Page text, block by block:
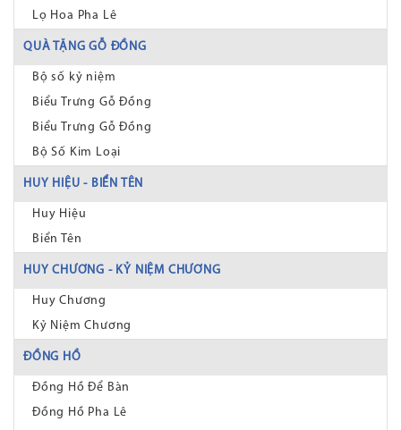
Lọ Hoa Pha Lê
QUÀ TẶNG GỖ ĐỒNG
Bộ số kỷ niệm
Biểu Trưng Gỗ Đồng
Biểu Trưng Gỗ Đồng
Bộ Số Kim Loại
HUY HIỆU - BIỂN TÊN
Huy Hiệu
Biển Tên
HUY CHƯƠNG - KỶ NIỆM CHƯƠNG
Huy Chương
Kỷ Niệm Chương
ĐỒNG HỒ
Đồng Hồ Để Bàn
Đồng Hồ Pha Lê